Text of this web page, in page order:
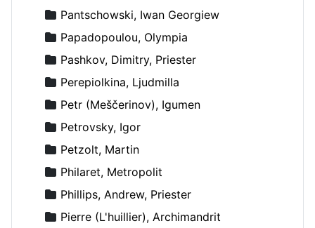
Pantschowski, Iwan Georgiew
Papadopoulou, Olympia
Pashkov, Dimitry, Priester
Perepiolkina, Ljudmilla
Petr (Meščerinov), Igumen
Petrovsky, Igor
Petzolt, Martin
Philaret, Metropolit
Phillips, Andrew, Priester
Pierre (L'huillier), Archimandrit